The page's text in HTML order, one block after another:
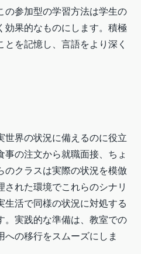
の参加型の学習方法は学生の
効果的なものにします。積極
を記憶し、言語をより深く
世界の状況に備えるのに役立
の注文から就職面接、ちょ
のクラスは実際の状況を模倣
された環境でこれらのシナリ
生活で同様の状況に対処する
。実践的な準備は、教室での
の移行をスムーズにしま